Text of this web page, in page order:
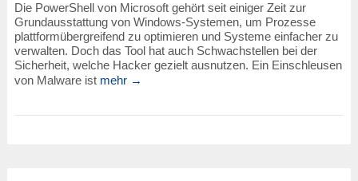
Die PowerShell von Microsoft gehört seit einiger Zeit zur
Grundausstattung von Windows-Systemen, um Prozesse
plattformübergreifend zu optimieren und Systeme einfacher zu
verwalten. Doch das Tool hat auch Schwachstellen bei der
Sicherheit, welche Hacker gezielt ausnutzen. Ein Einschleusen
von Malware ist mehr →